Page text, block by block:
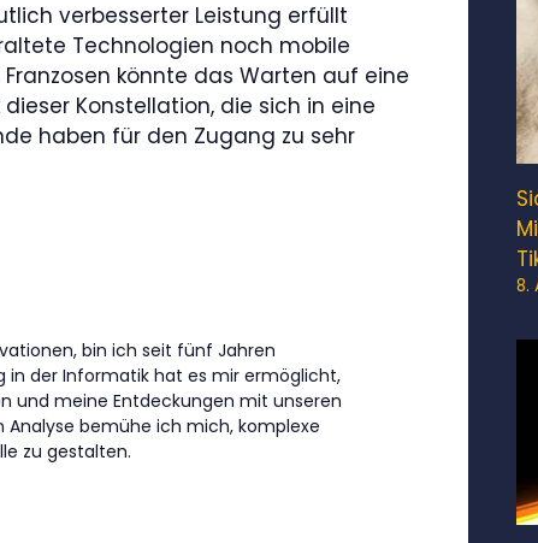
verbesserter Leistung erfüllt
Technologien noch mobile
könnte das Warten auf eine
Konstellation, die sich in eine
haben für den Zugang zu sehr
bin ich seit fünf Jahren
in der Informatik hat es mir ermöglicht,
und meine Entdeckungen mit unseren
Analyse bemühe ich mich, komplexe
zu gestalten.
8.